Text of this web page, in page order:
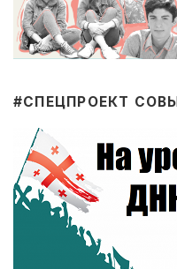
#CПЕЦПРОЕКТ СОВЫ